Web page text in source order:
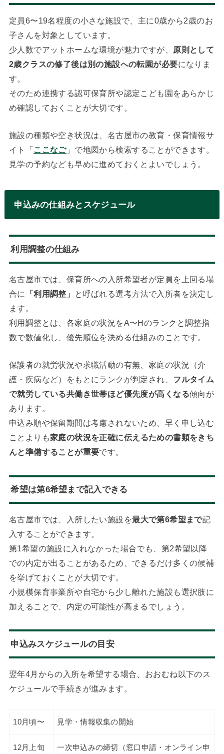
定員6〜19名程度の小さな施設で、主に0歳から2歳のお
子さんを対象としています。
少人数でアットホームな環境が魅力ですが、
原則として
2歳クラスの修了後は別の施設への転園が必要になりま
す。
そのため連携する認可保育所や認定こども園をあらかじ
め確認しておくことが大切です。
施設の種類や空き状況は、名古屋市の教育・保育情報サ
イト「 ここなご」で地図から検索することができます。
見学の予約なども早めに進めておくとよいでしょう。
申込みの仕組みとスケジュール
利用調整の仕組み
名古屋市では、保育所への入所希望者が定員を上回る場
合に
「利用調整」 と呼ばれる選考方法で入所者を決定し
ます。
利用調整とは、各家庭の状況をA〜Hのランクと調整指
数で数値化し、優先順位を決める仕組みのことです。
保護者の就労状況や求職活動の有無、家庭の状況（介
護・疾病など）をもとにランクが判定され、 フルタイム
で就労している共働き世帯ほど優先度が高くなる傾向が
あります。
申込み順や保留期間は考慮されないため、早く申し込む
ことよりも家庭の状況を正確に伝えるための書類をきち
んと準備することが重要です。
希望は第6希望まで記入できる
名古屋市では、入所したい施設を最大で第6希望まで記
入することができます。
第1希望の施設に入れなかった場合でも、第2希望以降
での内定が出ることがあるため、できるだけ多くの候補
を挙げておくことが大切です。
小規模保育事業所や自宅から少し離れた施設も選択肢に
加えることで、内定の可能性が高まるでしょう。
申込みスケジュールの目安
翌年4月からの入所を希望する場合、おおむね以下のス
ケジュールで手続きが進みます。
10月頃〜 見学・情報収集の開始
12月上旬
一次申込みの締切（窓口申請・オンライン申